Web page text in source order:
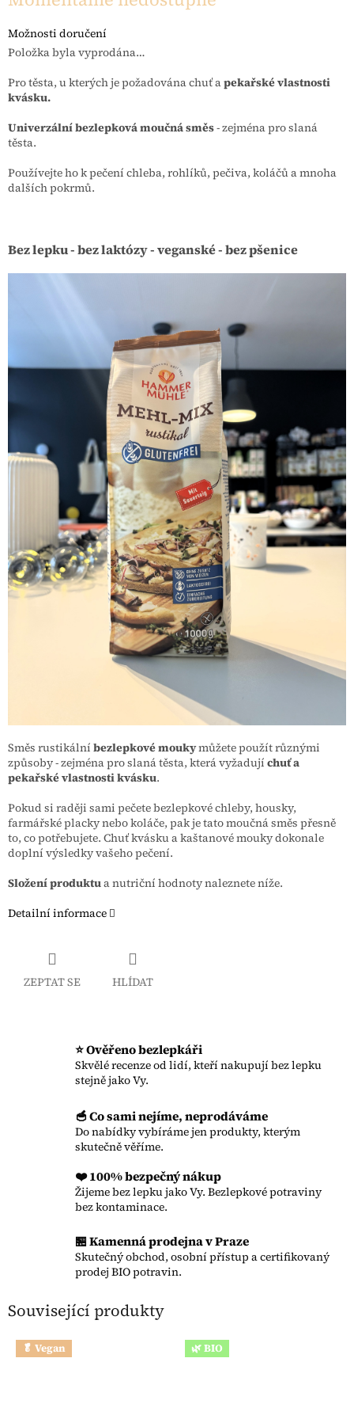
Možnosti doručení
Položka byla vyprodána…
Pro těsta, u kterých je požadována chuť apekařské vlastnosti
kvásku.
Univerzální bezlepková moučná směs- zejména pro slaná
těsta.
Používejte ho k pečení chleba, rohlíků, pečiva, koláčů a mnoha
dalších pokrmů.
Bez lepku - bez laktózy - veganské - bez pšenice
Směs rustikální bezlepkové moukymůžete použít různými
způsoby - zejména pro slaná těsta, která vyžadují chuť a
pekařské vlastnosti kvásku.
Pokud si raději sami pečete bezlepkové chleby, housky,
farmářské placky nebo koláče, pak je tato moučná směs přesně
to, co potřebujete. Chuť kvásku a kaštanové mouky dokonale
doplní výsledky vašeho pečení.
Složení produktua nutriční hodnoty naleznete níže.
Detailní informace
ZEPTAT SE HLÍDAT
⭐ Ověřeno bezlepkáři
Skvělé recenze od lidí, kteří nakupují bez lepku
stejně jako Vy.
🥣 Co sami nejíme, neprodáváme
Do nabídky vybíráme jen produkty, kterým
skutečně věříme.
❤️ 100% bezpečný nákup
Žijeme bez lepku jako Vy. Bezlepkové potraviny
bez kontaminace.
🏪 Kamenná prodejna v Praze
Skutečný obchod, osobní přístup a certifikovaný
prodej BIO potravin.
Související produkty
🥬 Vegan 🌿 BIO